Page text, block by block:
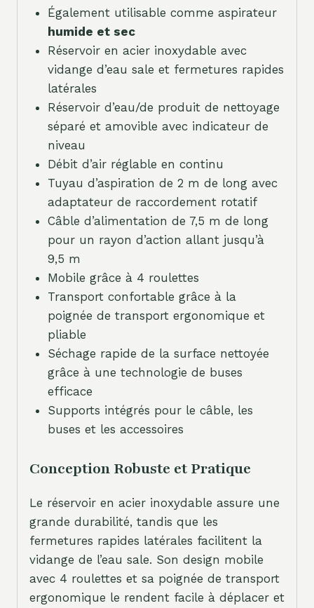
Également utilisable comme aspirateur
humide et sec
Réservoir en acier inoxydable avec
vidange d’eau sale et fermetures rapides
latérales
Réservoir d’eau/de produit de nettoyage
séparé et amovible avec indicateur de
niveau
Débit d’air réglable en continu
Tuyau d’aspiration de 2 m de long avec
adaptateur de raccordement rotatif
Câble d’alimentation de 7,5 m de long
pour un rayon d’action allant jusqu’à
9,5 m
Mobile grâce à 4 roulettes
Transport confortable grâce à la
poignée de transport ergonomique et
pliable
Séchage rapide de la surface nettoyée
grâce à une technologie de buses
efficace
Supports intégrés pour le câble, les
buses et les accessoires
Conception Robuste et Pratique
Le réservoir en acier inoxydable assure une
grande durabilité, tandis que les
fermetures rapides latérales facilitent la
vidange de l’eau sale. Son design mobile
avec 4 roulettes et sa poignée de transport
ergonomique le rendent facile à déplacer et